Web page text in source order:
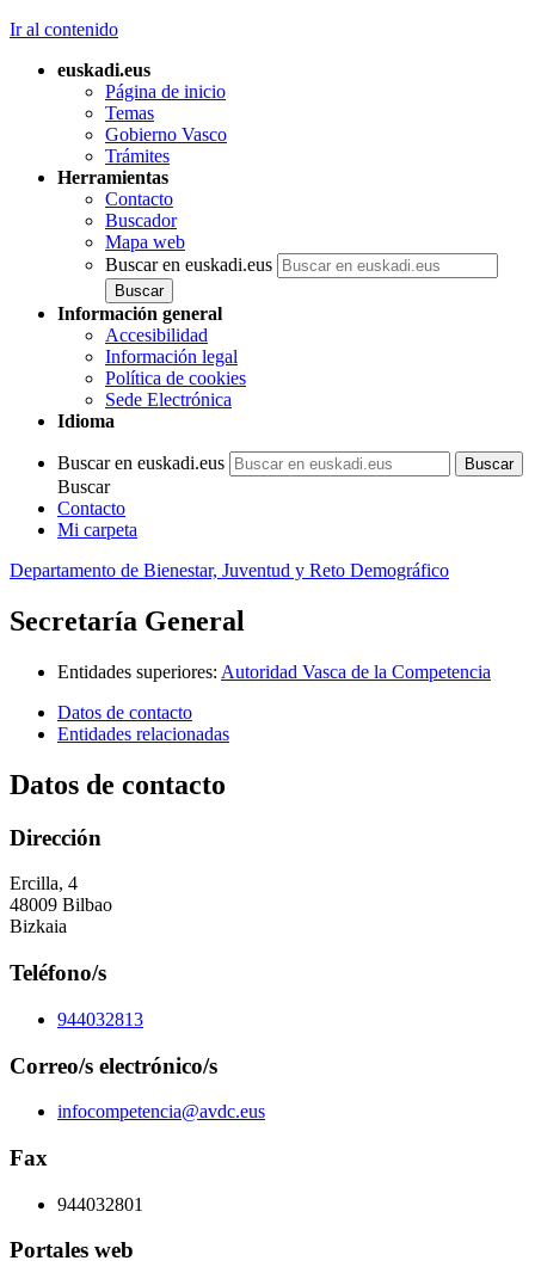
Ir al contenido
euskadi.eus
Página de inicio
Temas
Gobierno Vasco
Trámites
Herramientas
Contacto
Buscador
Mapa web
Buscar en euskadi.eus
Información general
Accesibilidad
Información legal
Política de cookies
Sede Electrónica
Idioma
Buscar en euskadi.eus
Buscar
Contacto
Mi carpeta
Departamento de Bienestar, Juventud y Reto Demográfico
Secretaría General
Entidades superiores: Autoridad Vasca de la Competencia
Datos de contacto
Entidades relacionadas
Datos de contacto
Dirección
Ercilla, 4
48009 Bilbao
Bizkaia
Teléfono/s
944032813
Correo/s electrónico/s
infocompetencia@avdc.eus
Fax
944032801
Portales web